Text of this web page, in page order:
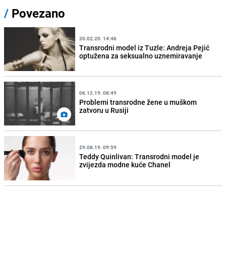
/ Povezano
20.02.20. 14:46
Transrodni model iz Tuzle: Andreja Pejić
optužena za seksualno uznemiravanje
06.12.19. 08:49
Problemi transrodne žene u muškom
zatvoru u Rusiji
29.08.19. 09:59
Teddy Quinlivan: Transrodni model je
zvijezda modne kuće Chanel